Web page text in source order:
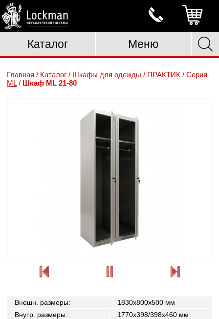
Каталог Меню
Главная / Каталог / Шкафы для одежды / ПРАКТИК / Серия
ML / Шкаф ML 21-80
Внешн. размеры:
1830x800x500 мм
Внутр. размеры:
1770x398/398x460 мм